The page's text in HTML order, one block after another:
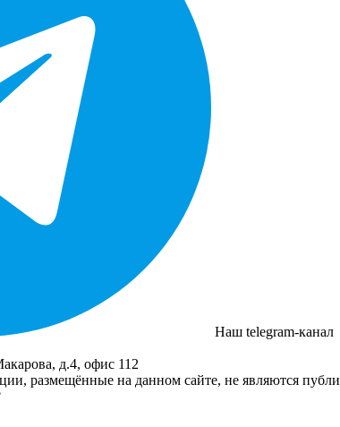
Наш telegram-канал
д.4, офис 112
размещённые на данном сайте, не являются